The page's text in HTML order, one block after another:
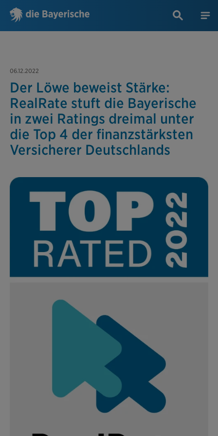
06.12.2022
Der Löwe beweist Stärke:
RealRate stuft die Bayerische
in zwei Ratings dreimal unter
die Top 4 der finanzstärksten
Versicherer Deutschlands